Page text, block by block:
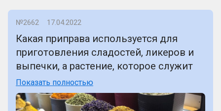
№2662 17.04.2022
Какая приправа используется для
приготовления сладостей, ликеров и
выпечки, а растение, которое служит
для неё основой, цветет только раз в
году и один день?
Показать полностью